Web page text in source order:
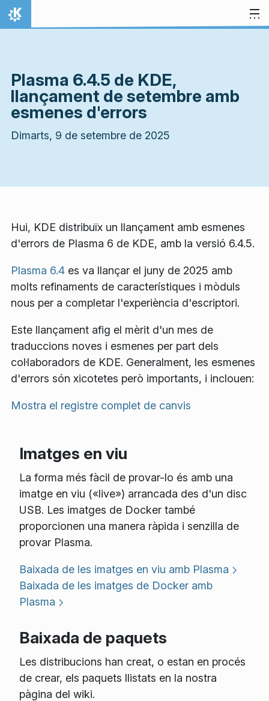
Salta fins al contingut
Inici
Plasma 6.4.5 de KDE,
llançament de setembre amb
esmenes d'errors
Dimarts, 9 de setembre de 2025
Hui, KDE distribuïx un llançament amb esmenes
d'errors de Plasma 6 de KDE, amb la versió 6.4.5.
Plasma 6.4 es va llançar el juny de 2025 amb
molts refinaments de característiques i mòduls
nous per a completar l'experiència d'escriptori.
Este llançament afig el mèrit d'un mes de
traduccions noves i esmenes per part dels
col·laboradors de KDE. Generalment, les esmenes
d'errors són xicotetes però importants, i inclouen:
Mostra el registre complet de canvis
Imatges en viu
La forma més fàcil de provar-lo és amb una
imatge en viu («live») arrancada des d'un disc
USB. Les imatges de Docker també
proporcionen una manera ràpida i senzilla de
provar Plasma.
Baixada de les imatges en viu amb Plasma
Baixada de les imatges de Docker amb
Plasma
Baixada de paquets
Les distribucions han creat, o estan en procés
de crear, els paquets llistats en la nostra
pàgina del wiki.